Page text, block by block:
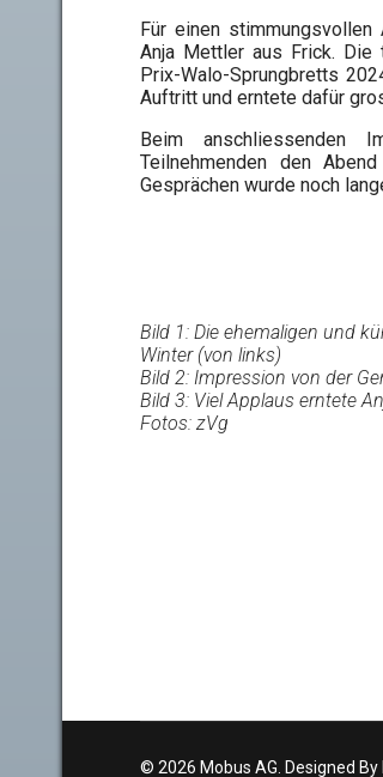
Für einen
Anja Mettler aus Frick. Die
Prix-Walo-Sprungbretts
Auftritt und erntete dafür
Beim
Teilnehmenden den
Gesprächen wurde noch
Bild 1: Die ehemaligen und
Winter (von links)
Bild 2: Impression von der
Bild 3: Viel Applaus erntete
Fotos: zVg
© 2026 Mobus AG. Designed By